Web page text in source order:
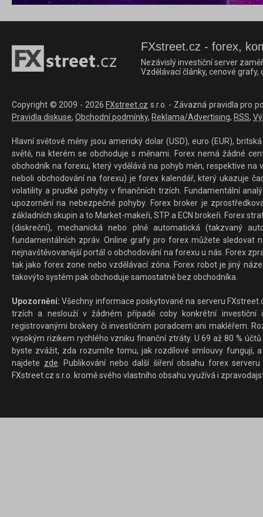
FXstreet.cz - forex,
Nezávislý investiční server
Vzdělávací články, cenové
Copyright © 2009 - 2026 FXstreet.cz s.r.o. - Závazná pravidla pro
Pravidla diskuse, Obchodní podmínky, Reklama/Advertising, RSS,
Hlavní světové měny jsou americký dolar (USD), euro (EUR),
světě, na kterém se obchoduje s měnami. Forex nemá žádné
obchodník na forexu, který vydělává na pohyb měn, respektive
neboli obchodování na forexu) je forex kalendář, který ukazuje
volatility a prudké pohyby v finančních trzích. Fundamentální
upozornění na nebezpečné pohyby. Forex broker je
základních skupin a to Market-makeři, STP a ECN brokeři. Forex
(diskreční), mechanická nebo plně automatická (takzvaný
fundamentálních zpráv. Online grafy pro forex můžete sledovat
nejnavštěvovanější portál o obchodování na forexu u nás. Forex
tak jako forex zone nebo vzdělávací zóna. Forex robot je jiný
takovýto systém pak obchoduje samostatně bez obchodníka.
Upozornění: Všechny informace poskytované na serveru
trzích a neslouží v žádném případě coby konkrétní investiční
registrovanými brokery či investičním poradcem ani makléřem.
vysokým rizikem rychlého vzniku finanční ztráty. U 69 až 80 %
byste zvážit, zda rozumíte tomu, jak rozdílové smlouvy fungují,
najdete zde . Publikování nebo další šíření obsahu forex
FXstreet.cz s.r.o. kromě svého vlastního obsahu využívá i